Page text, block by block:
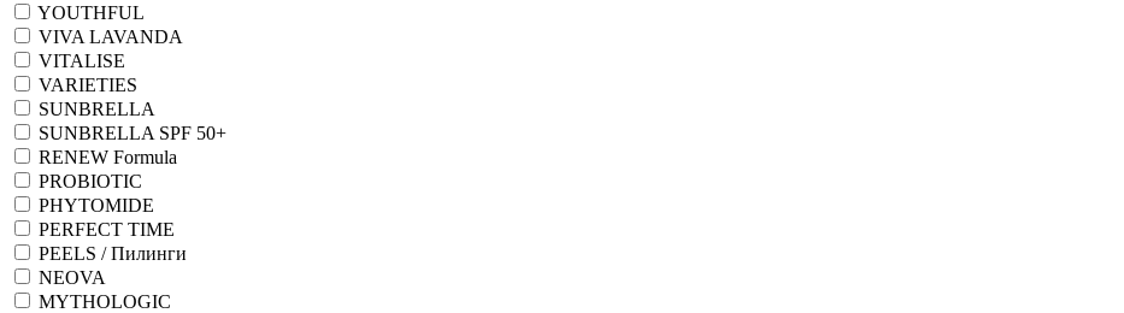
YOUTHFUL
VIVA LAVANDA
VITALISE
VARIETIES
SUNBRELLA
SUNBRELLA SPF 50+
RENEW Formula
PROBIOTIC
PHYTOMIDE
PERFECT TIME
PEELS / Пилинги
NEOVA
MYTHOLOGIC